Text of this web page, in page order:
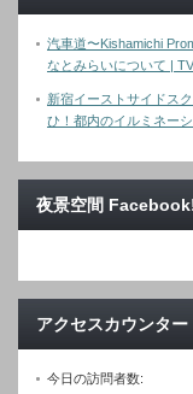
汽車道〜Kishamichi
なとみらいについて |
新宿イーストサイドス
ひ！都内のイルミネー
夜景空間
アクセスカウンター
今日の訪問者数: